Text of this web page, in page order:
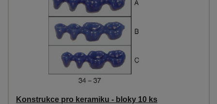
Konstrukce pro keramiku - bloky 10 ks